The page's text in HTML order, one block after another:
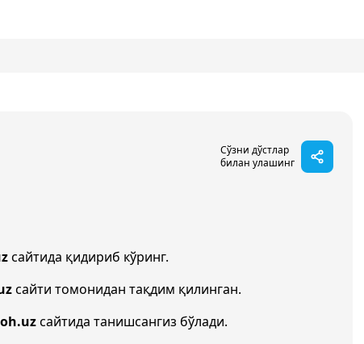
Сўзни дўстлар
билан улашинг
сайтида қидириб кўринг.
сайти томонидан тақдим қилинган.
сайтида танишсангиз бўлади.